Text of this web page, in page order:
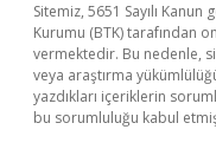
Sitemiz, 5651 Sayılı
Kurumu (BTK) tarafından
vermektedir. Bu nedenle,
veya araştırma
yazdıkları içeriklerin
bu sorumluluğu kabul etmiş